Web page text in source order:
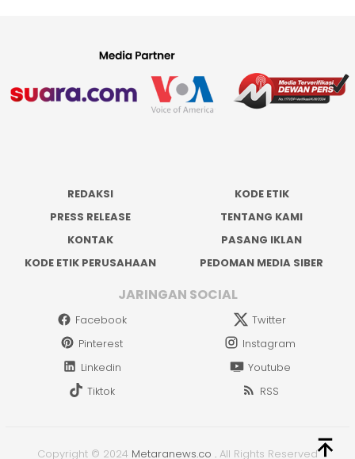
REDAKSI
KODE ETIK
PRESS RELEASE
TENTANG KAMI
KONTAK
PASANG IKLAN
KODE ETIK PERUSAHAAN
PEDOMAN MEDIA SIBER
JARINGAN SOCIAL
Facebook
Twitter
Pinterest
Instagram
Linkedin
Youtube
Tiktok
RSS
Copyright © 2024 Metaranews.co . All Rights Reserved